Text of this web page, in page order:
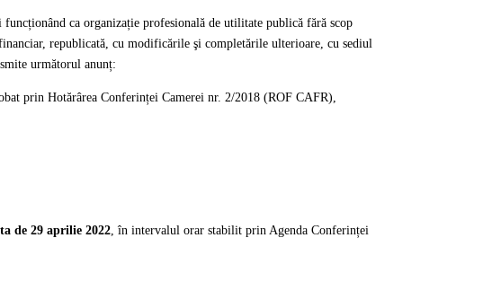
funcționând ca organizație profesională de utilitate publică fără scop
republicată, cu modificările şi completările ulterioare, cu sediul
următorul anunț:
prin Hotărârea Conferinței Camerei nr. 2/2018 (ROF CAFR),
de 29 aprilie 2022 , în intervalul orar stabilit prin Agenda Conferinței